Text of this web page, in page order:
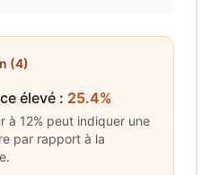
(4)
élevé : 25.4%
à 12% peut indiquer une
par rapport à la